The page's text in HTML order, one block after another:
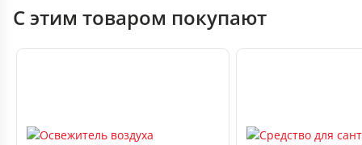
С этим товаром покупают